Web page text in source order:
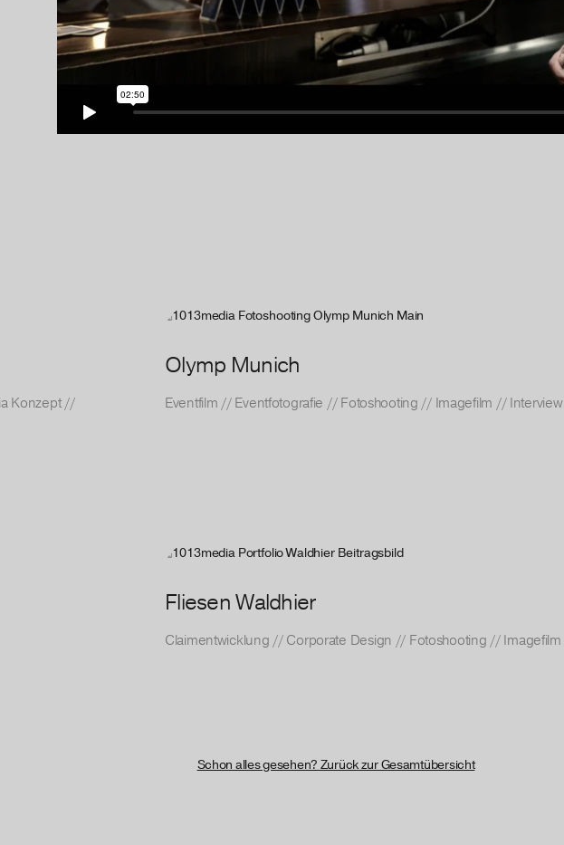
Konzept//
Olymp Munich
Eventfilm // Eventfotografie // Fotoshooting // Imagefilm // Interview
Fliesen Waldhier
Claimentwicklung // Corporate Design // Fotoshooting // Imagefilm
Schon alles gesehen? Zurück zur Gesamtübersicht